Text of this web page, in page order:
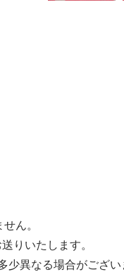
ん。
りいたします。
異なる場合がござい